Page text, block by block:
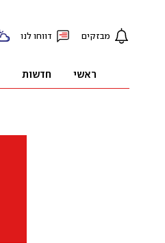
מבזקים דווחו לנו
ראשי חדשות